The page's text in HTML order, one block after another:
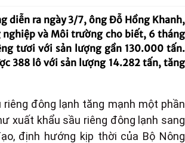
diễn ra ngày 3/7, ông Đỗ Hồng Khanh,
nghiệp và Môi trường cho biết, 6 tháng
tươi với sản lượng gần 130.000 tấn.
388 lô với sản lượng 14.282 tấn, tăng
đông lạnh tăng mạnh một phần
xuất khẩu sầu riêng đông lạnh sang
định hướng kịp thời của Bộ Nông